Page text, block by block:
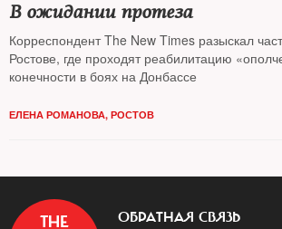
В ожидании протеза
Корреспондент The New Times разыскал
Ростове, где проходят реабилитацию
конечности в боях на Донбассе
ЕЛЕНА РОМАНОВА, РОСТОВ
ОБРАТНАЯ СВЯЗЬ